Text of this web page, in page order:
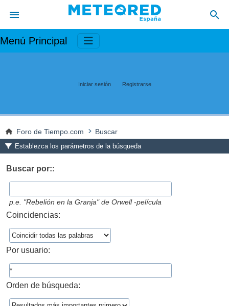
Menú Principal
Iniciar sesión Registrarse
Foro de Tiempo.com Buscar
Establezca los parámetros de la búsqueda
Buscar por::
p.e. "Rebelión en la Granja" de Orwell -película
Coincidencias:
Por usuario:
Orden de búsqueda: